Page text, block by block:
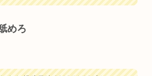
めろ